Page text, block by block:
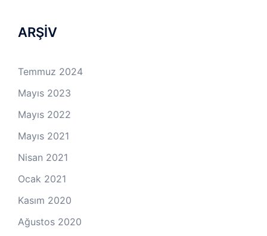
ARŞİV
Temmuz 2024
Mayıs 2023
Mayıs 2022
Mayıs 2021
Nisan 2021
Ocak 2021
Kasım 2020
Ağustos 2020